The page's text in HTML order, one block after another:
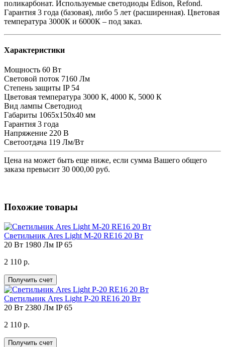
поликарбонат. Используемые светодиоды Edison, Refond.
Гарантия 3 года (базовая), либо 5 лет (расширенная). Цветовая
температура 3000К и 6000К – под заказ.
Характеристики
Мощность 60 Вт
Световой поток 7160 Лм
Степень защиты IP 54
Цветовая температура 3000 К, 4000 К, 5000 К
Вид лампы Светодиод
Габариты 1065х150х40 мм
Гарантия 3 года
Напряжение 220 В
Светоотдача 119 Лм/Вт
Цена на может быть еще ниже, если сумма Вашего общего
заказа превысит 30 000,00 руб.
Похожие товары
Светильник Ares Light M-20 RE16 20 Вт
20 Вт 1980 Лм IP 65
2 110 р.
Получить счет
Светильник Ares Light P-20 RE16 20 Вт
20 Вт 2380 Лм IP 65
2 110 р.
Получить счет